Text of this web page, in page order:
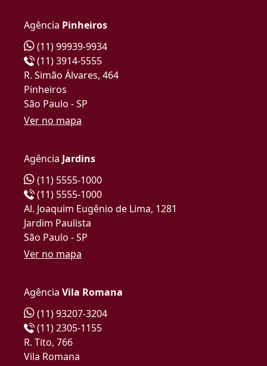
Agência Pinheiros
(11) 99939-9934
(11) 3914-5555
R. Simão Álvares, 464
Pinheiros
São Paulo - SP
Ver no mapa
Agência Jardins
(11) 5555-1000
(11) 5555-1000
Al. Joaquim Eugênio de Lima, 1281
Jardim Paulista
São Paulo - SP
Ver no mapa
Agência Vila Romana
(11) 93207-3204
(11) 2305-1155
R. Tito, 766
Vila Romana